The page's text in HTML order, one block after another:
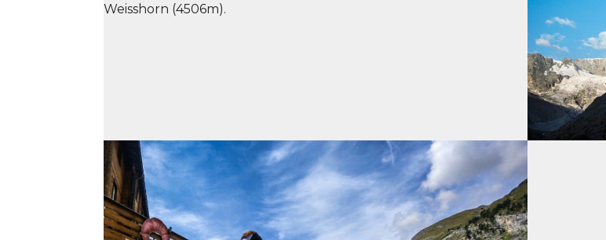
Weisshorn (4506m).